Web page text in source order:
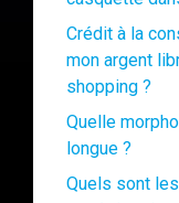
Crédit à la
mon argent
shopping ?
Quelle
longue ?
Quels sont